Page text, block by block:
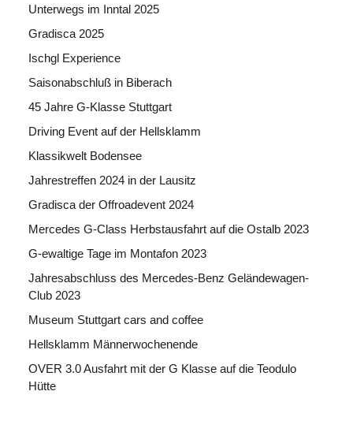
Unterwegs im Inntal 2025
Gradisca 2025
Ischgl Experience
Saisonabschluß in Biberach
45 Jahre G-Klasse Stuttgart
Driving Event auf der Hellsklamm
Klassikwelt Bodensee
Jahrestreffen 2024 in der Lausitz
Gradisca der Offroadevent 2024
Mercedes G-Class Herbstausfahrt auf die Ostalb 2023
G-ewaltige Tage im Montafon 2023
Jahresabschluss des Mercedes-Benz Geländewagen-
Club 2023
Museum Stuttgart cars and coffee
Hellsklamm Männerwochenende
OVER 3.0 Ausfahrt mit der G Klasse auf die Teodulo
Hütte